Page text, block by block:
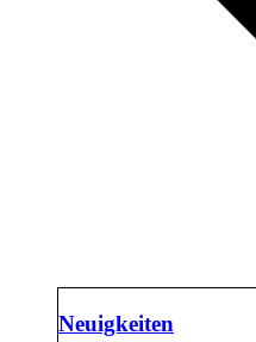
Neuigkeiten